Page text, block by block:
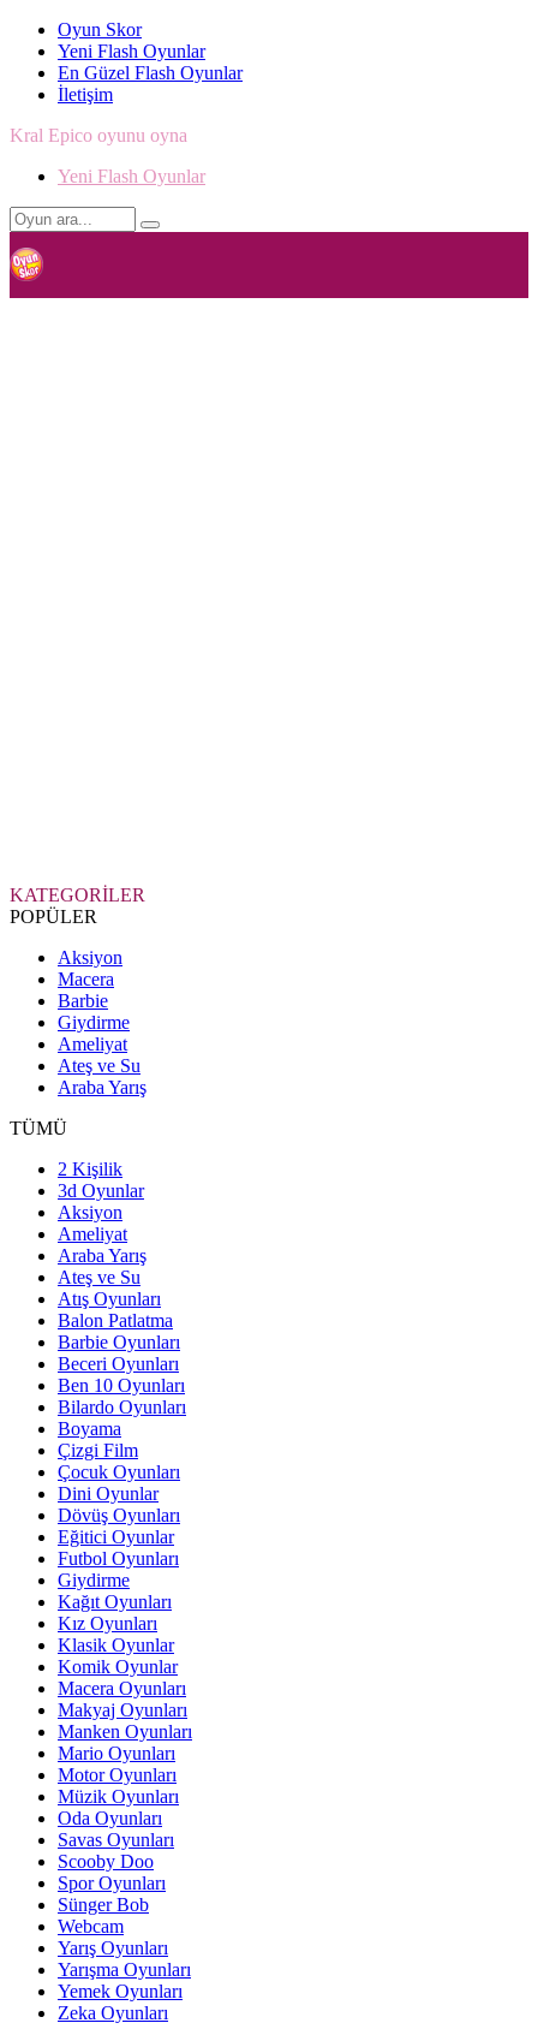
Oyun Skor
Yeni Flash Oyunlar
En Güzel Flash Oyunlar
İletişim
Kral Epico oyunu oyna
Yeni Flash Oyunlar
KATEGORİLER
POPÜLER
Aksiyon
Macera
Barbie
Giydirme
Ameliyat
Ateş ve Su
Araba Yarış
TÜMÜ
2 Kişilik
3d Oyunlar
Aksiyon
Ameliyat
Araba Yarış
Ateş ve Su
Atış Oyunları
Balon Patlatma
Barbie Oyunları
Beceri Oyunları
Ben 10 Oyunları
Bilardo Oyunları
Boyama
Çizgi Film
Çocuk Oyunları
Dini Oyunlar
Dövüş Oyunları
Eğitici Oyunlar
Futbol Oyunları
Giydirme
Kağıt Oyunları
Kız Oyunları
Klasik Oyunlar
Komik Oyunlar
Macera Oyunları
Makyaj Oyunları
Manken Oyunları
Mario Oyunları
Motor Oyunları
Müzik Oyunları
Oda Oyunları
Savas Oyunları
Scooby Doo
Spor Oyunları
Sünger Bob
Webcam
Yarış Oyunları
Yarışma Oyunları
Yemek Oyunları
Zeka Oyunları